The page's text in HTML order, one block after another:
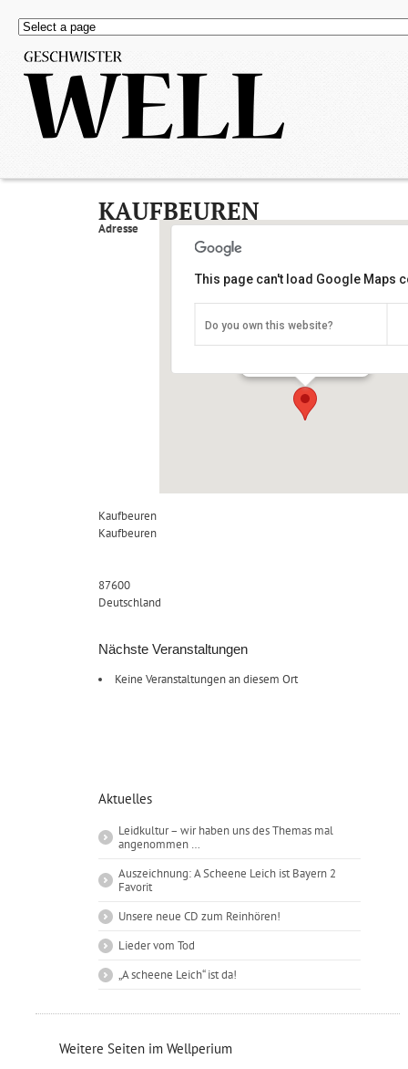
KAUFBEUREN
Kaufbeuren
This page can't load Google Maps
Do you own this website?
Adresse
Kaufbeuren
Kaufbeuren
87600
Deutschland
Nächste Veranstaltungen
Keine Veranstaltungen an diesem Ort
Aktuelles
Leidkultur – wir haben uns des Themas mal
angenommen …
Auszeichnung: A Scheene Leich ist Bayern 2
Favorit
Unsere neue CD zum Reinhören!
Lieder vom Tod
„A scheene Leich“ ist da!
Weitere Seiten im Wellperium